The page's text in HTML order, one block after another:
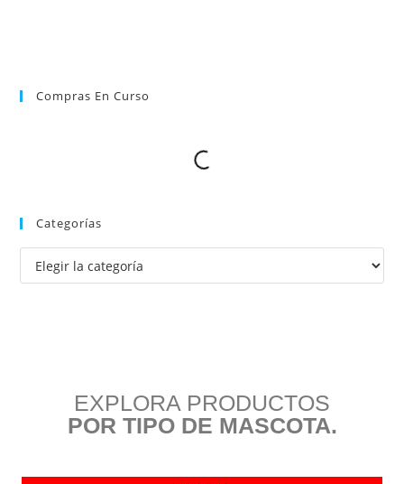
Compras En Curso
Categorías
EXPLORA PRODUCTOS
POR TIPO DE MASCOTA.